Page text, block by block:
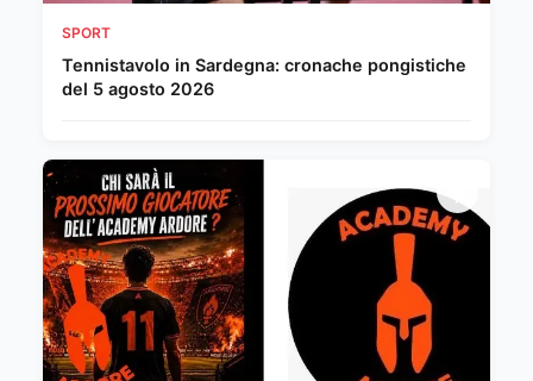
SPORT
Tennistavolo in Sardegna: cronache pongistiche
del 5 agosto 2026